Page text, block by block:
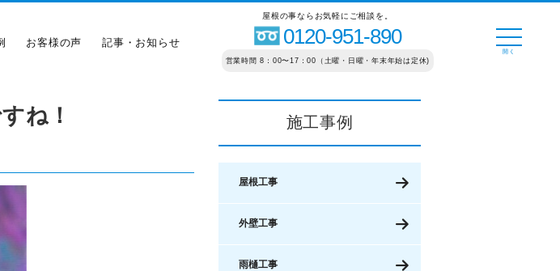
お客様の声 記事・お知らせ
屋根の事ならお気軽にご相談を。
0120-951-890
営業時間 8：00〜17：00（土曜・日曜・年末年始は定休)
ね！ 施工事例
屋根工事
外壁工事
雨樋工事